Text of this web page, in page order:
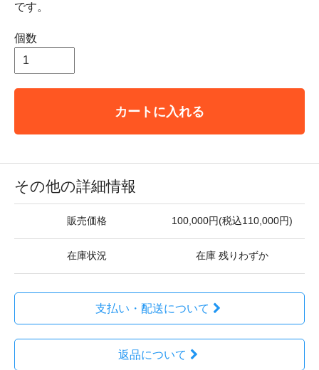
です。
個数
カートに入れる
その他の詳細情報
販売価格 100,000円(税込110,000円)
在庫状況 在庫 残りわずか
支払い・配送について
返品について